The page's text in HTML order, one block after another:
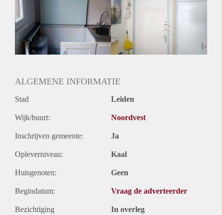
ALGEMENE INFORMATIE
Stad Leiden
Wijk/buurt: Noordvest
Inschrijven gemeente: Ja
Opleverniveau: Kaal
Huisgenoten: Geen
Begindatum: Vraag de adverteerder
Bezichtiging In overleg